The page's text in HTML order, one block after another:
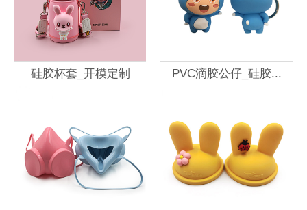
硅胶杯套_开模定制 PVC滴胶公仔_硅胶...